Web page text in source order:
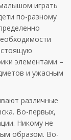
играть
по-разному
элементами –
и ужасным
различные
Во-первых,
Никому не
образом. Во-